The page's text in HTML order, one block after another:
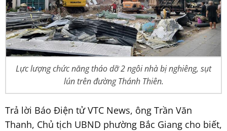
Lực lượng chức năng tháo dỡ 2 ngôi nhà bị nghiêng, sụt
lún trên đường Thánh Thiên.
Trả lời Báo Điện tử VTC News, ông Trần Văn
Thanh, Chủ tịch UBND phường Bắc Giang cho biết,